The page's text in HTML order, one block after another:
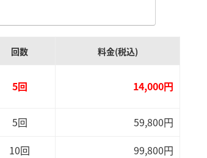
回数 料金(税込)
5回 14,000円
5回
59,800円
10回
99,800円